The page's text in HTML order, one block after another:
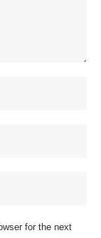
for the next